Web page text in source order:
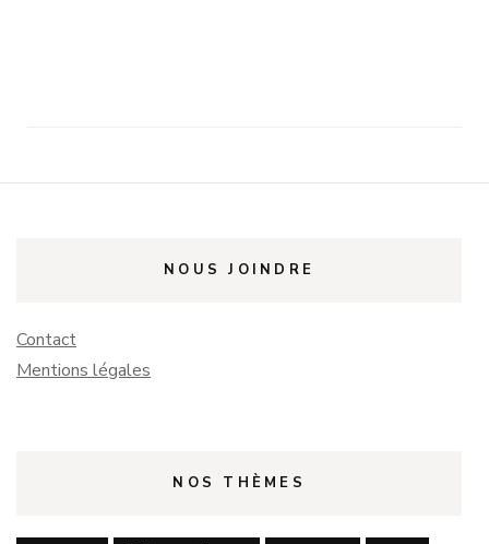
NOUS JOINDRE
Contact
Mentions légales
NOS THÈMES